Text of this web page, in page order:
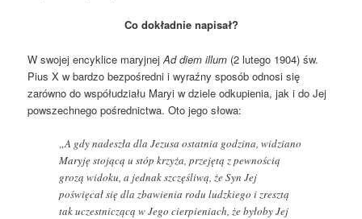
Co dokładnie napisał?
W swojej encyklice maryjnejAd diem illum (2 lutego 1904) św.
Pius X w bardzo bezpośredni i wyraźny sposób odnosi się
zarówno do współudziału Maryi w dziele odkupienia, jak i do Jej
powszechnego pośrednictwa. Oto jego słowa:
„A gdy nadeszła dla Jezusa ostatnia godzina, widziano
Maryję stojącą u stóp krzyża, przejętą z pewnością
grozą widoku, a jednak szczęśliwą, że Syn Jej
poświęcał się dla zbawienia rodu ludzkiego i zresztą
tak uczestniczącą w Jego cierpieniach, że byłoby Jej